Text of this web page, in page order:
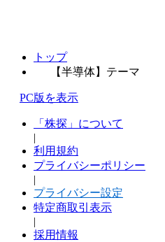
トップ
【半導体】テーマ
PC版を表示
「株探」について
|
利用規約
プライバシーポリシー
|
プライバシー設定
特定商取引表示
|
採用情報